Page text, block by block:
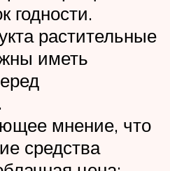
годности.
растительные
иметь
мнение, что
средства